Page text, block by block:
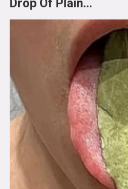
Drop Of Plain...